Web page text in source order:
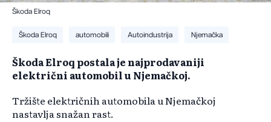
Škoda Elroq
Škoda Elroq automobili Autoindustrija Njemačka
Škoda Elroq postala je najprodavaniji
električni automobil u Njemačkoj.
Tržište električnih automobila u Njemačkoj
nastavlja snažan rast.